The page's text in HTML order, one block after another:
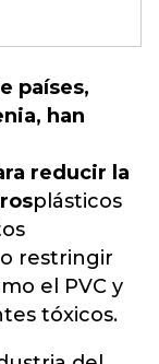
países,
han
reducir la
plásticos
restringir
el PVC y
tóxicos.